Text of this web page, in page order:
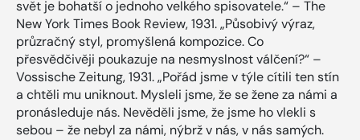
svět je bohatší o jednoho velkého spisovatele.“ – The
New York Times Book Review, 1931. „Působivý výraz,
průzračný styl, promyšlená kompozice. Co
přesvědčivěji poukazuje na nesmyslnost válčení?“ –
Vossische Zeitung, 1931. „Pořád jsme v týle cítili ten stín
a chtěli mu uniknout. Mysleli jsme, že se žene za námi a
pronásleduje nás. Nevěděli jsme, že jsme ho vlekli s
sebou – že nebyl za námi, nýbrž v nás, v nás samých.